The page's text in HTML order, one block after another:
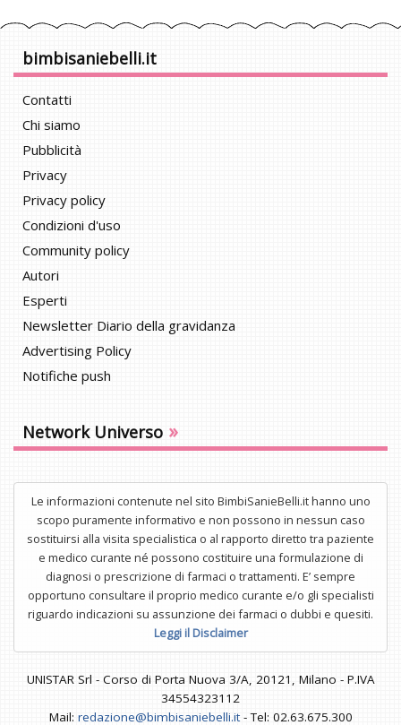
bimbisaniebelli.it
Contatti
Chi siamo
Pubblicità
Privacy
Privacy policy
Condizioni d'uso
Community policy
Autori
Esperti
Newsletter Diario della gravidanza
Advertising Policy
Notifiche push
Network Universo »
Le informazioni contenute nel sito BimbiSanieBelli.it hanno uno
scopo puramente informativo e non possono in nessun caso
sostituirsi alla visita specialistica o al rapporto diretto tra paziente
e medico curante né possono costituire una formulazione di
diagnosi o prescrizione di farmaci o trattamenti. E’ sempre
opportuno consultare il proprio medico curante e/o gli specialisti
riguardo indicazioni su assunzione dei farmaci o dubbi e quesiti.
Leggi il Disclaimer
UNISTAR Srl - Corso di Porta Nuova 3/A, 20121, Milano - P.IVA
34554323112
Mail: redazione@bimbisaniebelli.it- Tel: 02.63.675.300